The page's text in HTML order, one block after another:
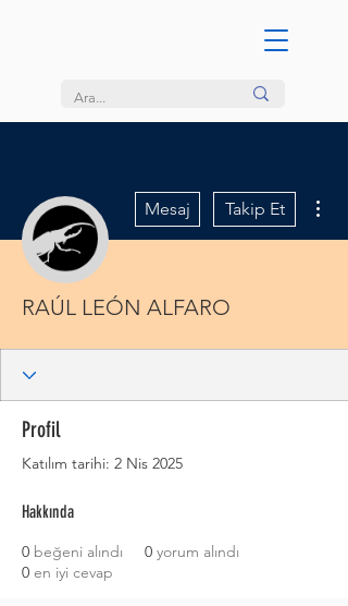
Mesaj Takip Et
RAÚL LEÓN ALFARO
Profil
Katılım tarihi: 2 Nis 2025
Hakkında
0 beğeni alındı 0 yorum alındı
0 en iyi cevap